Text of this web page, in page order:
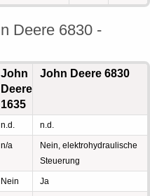
Deere 6830 -
John
Deere
1635
John Deere 6830
n.d. n.d.
n/a
Nein, elektrohydraulische
Steuerung
Nein Ja